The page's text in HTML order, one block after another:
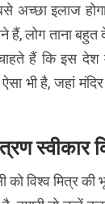
अच्छा इलाज
हैं, लोग ताना बहुत
हैं कि इस देश
भी है, जहां
स्वीकार
विश्व मित्र की